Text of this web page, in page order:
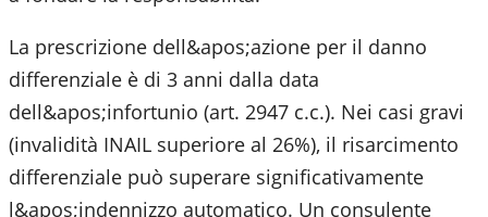
La prescrizione dell&apos;azione per il danno
differenziale è di 3 anni dalla data
dell&apos;infortunio (art. 2947 c.c.). Nei casi gravi
(invalidità INAIL superiore al 26%), il risarcimento
differenziale può superare significativamente
l&apos;indennizzo automatico. Un consulente